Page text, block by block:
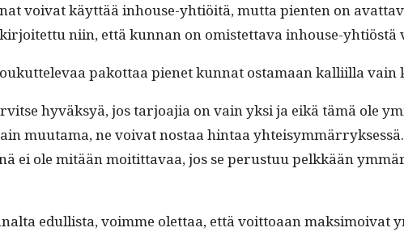
voivat käyt­tää inhouse-yhtiöitä, mut­ta pien­ten on
niin, että kun­nan on omis­tet­ta­va inhouse-yhtiöstä
pakot­taa pienet kun­nat osta­maan kalli­il­la
hyväksyä, jos tar­joa­jia on vain yksi ja eikä tämä ole
muu­ta­ma, ne voivat nos­taa hin­taa
ei ole mitään moitit­tavaa, jos se perus­tuu pelkkään
edullista, voimme olet­taa, että voit­toaan mak­si­moi­vat